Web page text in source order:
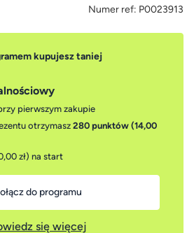
Numer ref: P0023913
kupujesz taniej
pierwszym zakupie
otrzymasz 280 punktów (14,00
zł) na start
do programu
się więcej